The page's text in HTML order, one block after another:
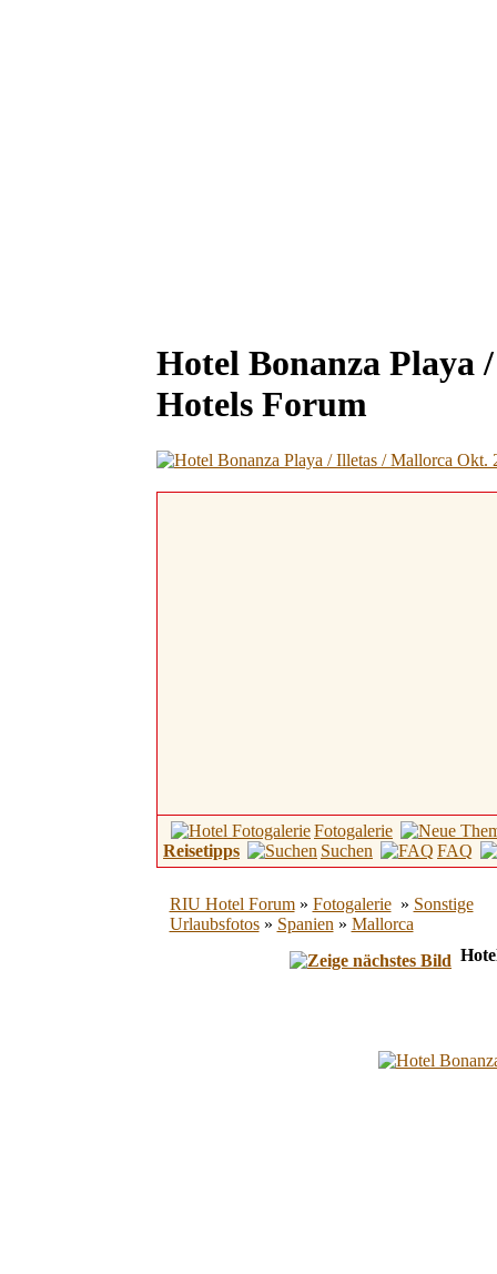
Hotel Bonanza Playa
Hotels Forum
Fotogalerie
Reisetipps
Suchen FAQ
RIU Hotel Forum» Fotogalerie» Sonstige
Urlaubsfotos» Spanien » Mallorca